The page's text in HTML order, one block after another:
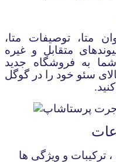
متا، توصیفات
متا،
متقابل و غیره
به فروشگاه جدید
سئو خود را در گوگل
.
، ترکیبات و ویژگی ها